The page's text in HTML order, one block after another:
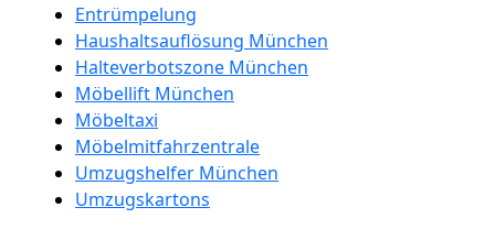
Entrümpelung
Haushaltsauflösung München
Halteverbotszone München
Möbellift München
Möbeltaxi
Möbelmitfahrzentrale
Umzugshelfer München
Umzugskartons